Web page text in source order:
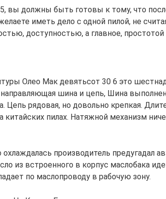
вы должны быть готовы к тому, что
иметь дело с одной пилой, не
доступностью, а главное, простотой
Олео Мак девятьсот 30 6 это
шина и цепь, Шина
Цепь рядовая, но довольно крепкая.
китайских пилах. Натяжной механизм
производитель предугадал
из встроенного в корпус маслобака
по маслопроводу в рабочую зону.